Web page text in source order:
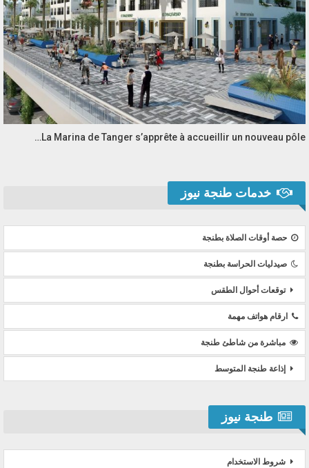
La Marina de Tanger s’apprête à accueillir un nouveau pôle…
خدمات طنجة نيوز
حصة أوقات الصلاة بطنجة
صيدليات الحراسة بطنجة
توقعات أحوال الطقس
ارقام هواتف مهمة
مباشرة من شاطئ طنجة
إذاعة طنجة المتوسط
طنجة نيوز
شروط الاستخدام